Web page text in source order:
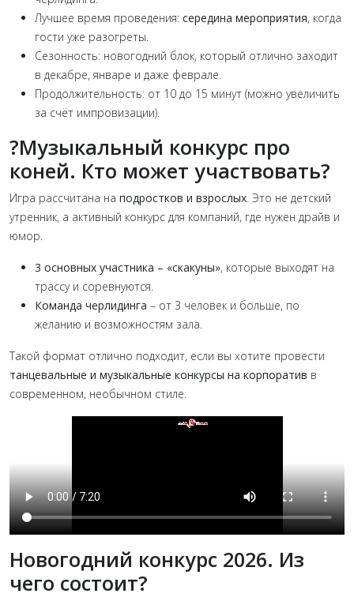
Лучшее время проведения: середина мероприятия, когда
гости уже разогреты.
Сезонность: новогодний блок, который отлично заходит
в декабре, январе и даже феврале.
Продолжительность: от 10 до 15 минут (можно увеличить
за счёт импровизации).
?Музыкальный конкурс про
коней. Кто может участвовать?
Игра рассчитана на подростков и взрослых . Это не детский
утренник, а активный конкурс для компаний, где нужен драйв и
юмор.
3 основных участника – «скакуны», которые выходят на
трассу и соревнуются.
Команда черлидинга – от 3 человек и больше, по
желанию и возможностям зала.
Такой формат отлично подходит, если вы хотите провести
танцевальные и музыкальные конкурсы на корпоратив в
современном, необычном стиле.
Новогодний конкурс 2026. Из
чего состоит?